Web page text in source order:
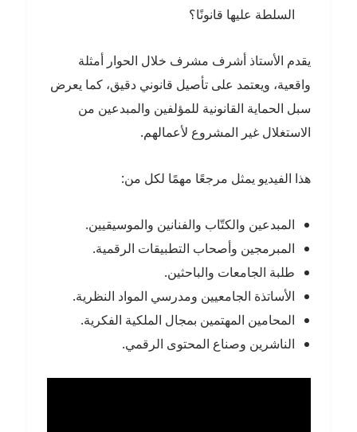
السلطة عليها قانونًا؟
يقدم الأستاذ أشرف مشرف خلال الحوار أمثلة
واقعية، ويعتمد على تأصيل قانوني دقيق، كما يعرض
سبل الحماية القانونية للمؤلفين والمبدعين من
الاستغلال غير المشروع لأعمالهم.
هذا الفيديو يمثل مرجعًا مهمًا لكل من:
المبدعين والكتّاب والفنانين والموسيقيين.
المبرمجين وأصحاب التطبيقات الرقمية.
طلبة الجامعات والباحثين.
الأساتذة الجامعيين ومدرسي المواد النظرية.
المحامين المهتمين بمجال الملكية الفكرية.
الناشرين وصناع المحتوى الرقمي.